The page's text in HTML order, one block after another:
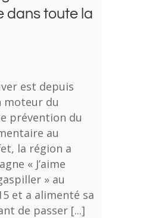
dans toute la
est depuis
moteur du
prévention du
au
la région a
« J’aime
» au
et a alimenté sa
de passer [...]